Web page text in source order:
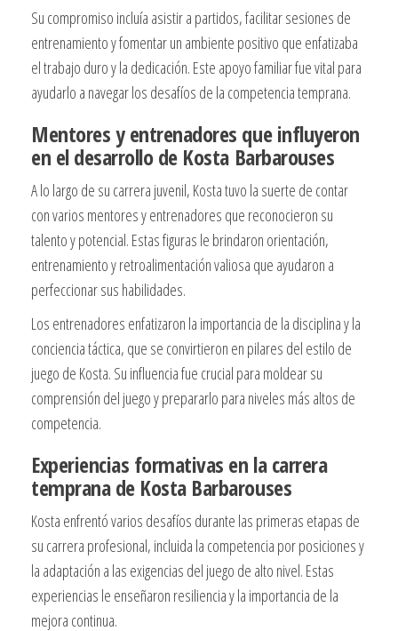
Su compromiso incluía asistir a partidos, facilitar sesiones de
entrenamiento y fomentar un ambiente positivo que enfatizaba
el trabajo duro y la dedicación. Este apoyo familiar fue vital para
ayudarlo a navegar los desafíos de la competencia temprana.
Mentores y entrenadores que influyeron
en el desarrollo de Kosta Barbarouses
A lo largo de su carrera juvenil, Kosta tuvo la suerte de contar
con varios mentores y entrenadores que reconocieron su
talento y potencial. Estas figuras le brindaron orientación,
entrenamiento y retroalimentación valiosa que ayudaron a
perfeccionar sus habilidades.
Los entrenadores enfatizaron la importancia de la disciplina y la
conciencia táctica, que se convirtieron en pilares del estilo de
juego de Kosta. Su influencia fue crucial para moldear su
comprensión del juego y prepararlo para niveles más altos de
competencia.
Experiencias formativas en la carrera
temprana de Kosta Barbarouses
Kosta enfrentó varios desafíos durante las primeras etapas de
su carrera profesional, incluida la competencia por posiciones y
la adaptación a las exigencias del juego de alto nivel. Estas
experiencias le enseñaron resiliencia y la importancia de la
mejora continua.